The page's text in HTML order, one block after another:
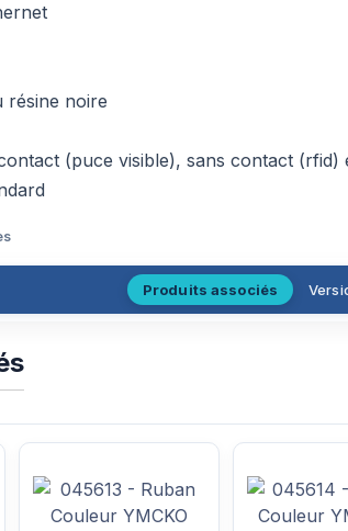
résine noire
(puce visible), sans contact (rfid)
Produits associés